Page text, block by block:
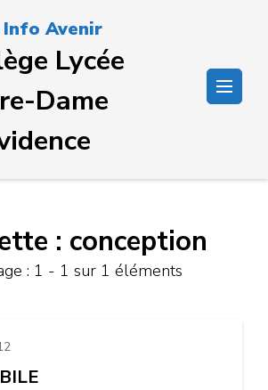
Info Avenir
Lycée
Dame
: conception
: 1 - 1 sur 1 éléments